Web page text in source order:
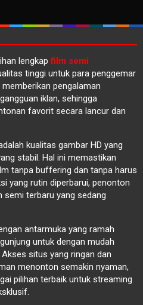
lengkapfilm semi
tinggi untuk para penggemar
pengalaman
iklan, sehingga
favorit secara lancur dan
kualitas gambar HD yang
stabil. Hal ini memastikan
tanpa buffering dan tanpa harus
yang rutin diperbarui, penonton
semi terbaru yang sedang
antarmuka yang ramah
untuk dengan mudah
Akses situs yang ringan dan
menonton semakin nyaman,
pilihan terbaik untuk streaming